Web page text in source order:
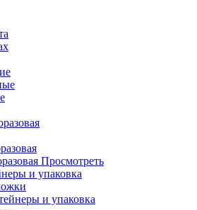
Просмотреть
и упаковка
и упаковка